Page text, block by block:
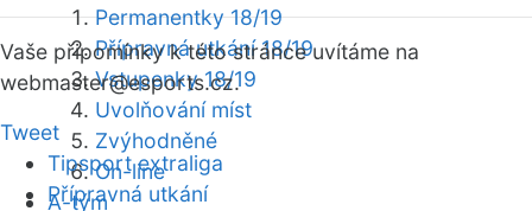
Permanentky 18/19
Přípravná utkání 18/19
Vstupenky 18/19
Uvolňování míst
Zvýhodněné
On-line
A-tým
Vaše připomínky k této stránce uvítáme na
webmaster@esports.cz.
Tweet
Tipsport extraliga
Přípravná utkání